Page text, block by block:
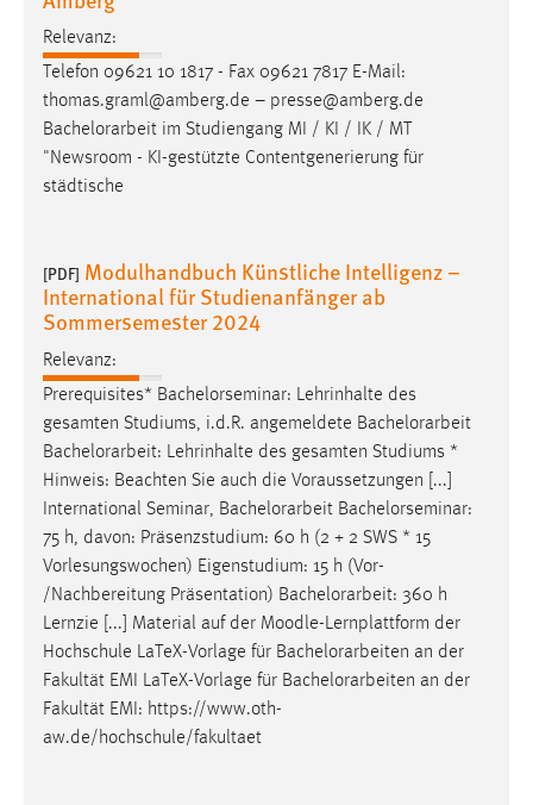
Relevanz:
Telefon 09621 10 1817 - Fax 09621 7817 E-Mail:
thomas.graml@amberg.de – presse@amberg.de
Bachelorarbeit im Studiengang MI / KI / IK / MT
"Newsroom - KI-gestützte Contentgenerierung für
städtische
[PDF] Modulhandbuch Künstliche Intelligenz –
International für Studienanfänger ab
Sommersemester 2024
Relevanz:
Prerequisites* Bachelorseminar: Lehrinhalte des
gesamten Studiums, i.d.R. angemeldete Bachelorarbeit
Bachelorarbeit: Lehrinhalte des gesamten Studiums *
Hinweis: Beachten Sie auch die Voraussetzungen [...]
International Seminar, Bachelorarbeit Bachelorseminar:
75 h, davon: Präsenzstudium: 60 h (2 + 2 SWS * 15
Vorlesungswochen) Eigenstudium: 15 h (Vor-
/Nachbereitung Präsentation) Bachelorarbeit: 360 h
Lernzie [...] Material auf der Moodle-Lernplattform der
Hochschule LaTeX-Vorlage für Bachelorarbeiten an der
Fakultät EMI LaTeX-Vorlage für Bachelorarbeiten an der
Fakultät EMI: https://www.oth-
aw.de/hochschule/fakultaet